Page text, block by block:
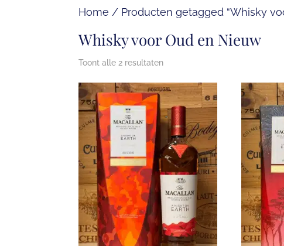
Home / Producten getagged “Whisky
Whisky voor Oud en Nieuw
Toont alle 2 resultaten